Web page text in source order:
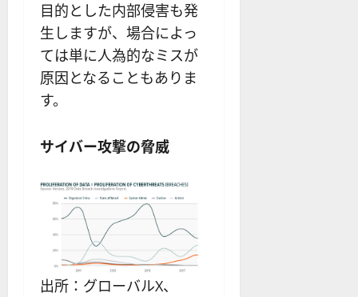
目的とした内部侵害も発
生しますが、場合によっ
ては単に人為的なミスが
原因となることもありま
す。
サイバー攻撃の脅威
出所：グローバルX、